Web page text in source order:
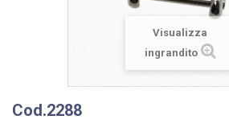
Visualizza
ingrandito
Cod.2288